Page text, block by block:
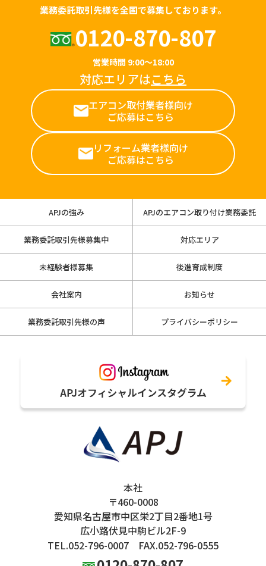
業務委託取引先様を全国で募集しております。
0120-870-807
営業時間 9:00～18:00
対応エリアはこちら
エアコン取付業者様向け
ご応募はこちら
リフォーム業者様向け
ご応募はこちら
APJの強み APJのエアコン取り付け業務委託
業務委託取引先様募集中 対応エリア
未経験者様募集 後進育成制度
会社案内 お知らせ
業務委託取引先様の声 プライバシーポリシー
本社
〒460-0008
愛知県名古屋市中区栄2丁目2番地1号
広小路伏見中駒ビル2F-9
TEL.052-796-0007 FAX.052-796-0555